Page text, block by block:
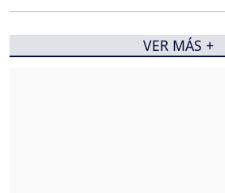
VER MÁS +